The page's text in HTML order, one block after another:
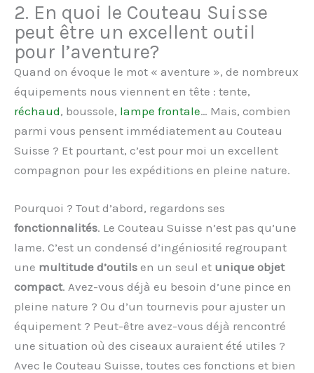
2. En quoi le Couteau Suisse
peut être un excellent outil
pour l’aventure?
Quand on évoque le mot « aventure », de nombreux
équipements nous viennent en tête : tente,
réchaud, boussole, lampe frontale… Mais, combien
parmi vous pensent immédiatement au Couteau
Suisse ? Et pourtant, c’est pour moi un excellent
compagnon pour les expéditions en pleine nature.
Pourquoi ? Tout d’abord, regardons ses
fonctionnalités. Le Couteau Suisse n’est pas qu’une
lame. C’est un condensé d’ingéniosité regroupant
une multitude d’outils en un seul et unique objet
compact. Avez-vous déjà eu besoin d’une pince en
pleine nature ? Ou d’un tournevis pour ajuster un
équipement ? Peut-être avez-vous déjà rencontré
une situation où des ciseaux auraient été utiles ?
Avec le Couteau Suisse, toutes ces fonctions et bien